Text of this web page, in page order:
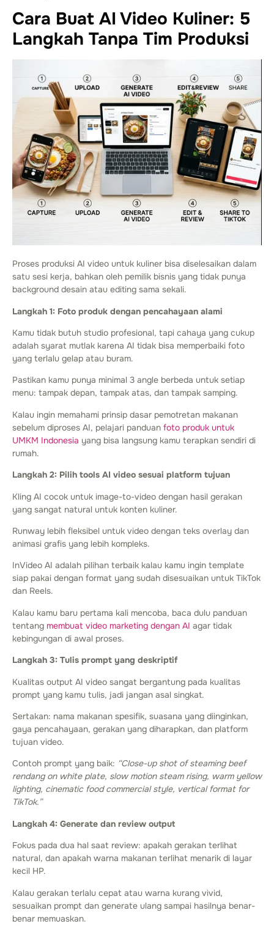
Cara Buat AI Video Kuliner: 5
Langkah Tanpa Tim Produksi
Proses produksi AI video untuk kuliner bisa diselesaikan dalam
satu sesi kerja, bahkan oleh pemilik bisnis yang tidak punya
background desain atau editing sama sekali.
Langkah 1: Foto produk dengan pencahayaan alami
Kamu tidak butuh studio profesional, tapi cahaya yang cukup
adalah syarat mutlak karena AI tidak bisa memperbaiki foto
yang terlalu gelap atau buram.
Pastikan kamu punya minimal 3 angle berbeda untuk setiap
menu: tampak depan, tampak atas, dan tampak samping.
Kalau ingin memahami prinsip dasar pemotretan makanan
sebelum diproses AI, pelajari panduan foto produk untuk
UMKM Indonesia yang bisa langsung kamu terapkan sendiri di
rumah.
Langkah 2: Pilih tools AI video sesuai platform tujuan
Kling AI cocok untuk image-to-video dengan hasil gerakan
yang sangat natural untuk konten kuliner.
Runway lebih fleksibel untuk video dengan teks overlay dan
animasi grafis yang lebih kompleks.
InVideo AI adalah pilihan terbaik kalau kamu ingin template
siap pakai dengan format yang sudah disesuaikan untuk TikTok
dan Reels.
Kalau kamu baru pertama kali mencoba, baca dulu panduan
tentang membuat video marketing dengan AI agar tidak
kebingungan di awal proses.
Langkah 3: Tulis prompt yang deskriptif
Kualitas output AI video sangat bergantung pada kualitas
prompt yang kamu tulis, jadi jangan asal singkat.
Sertakan: nama makanan spesifik, suasana yang diinginkan,
gaya pencahayaan, gerakan yang diharapkan, dan platform
tujuan video.
Contoh prompt yang baik: “Close-up shot of steaming beef
rendang on white plate, slow motion steam rising, warm yellow
lighting, cinematic food commercial style, vertical format for
TikTok.”
Langkah 4: Generate dan review output
Fokus pada dua hal saat review: apakah gerakan terlihat
natural, dan apakah warna makanan terlihat menarik di layar
kecil HP.
Kalau gerakan terlalu cepat atau warna kurang vivid,
sesuaikan prompt dan generate ulang sampai hasilnya benar-
benar memuaskan.